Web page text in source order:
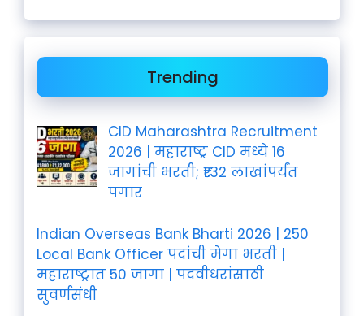
Trending
CID Maharashtra Recruitment
2026 | महाराष्ट्र CID मध्ये 16
जागांची भरती; ₹1.32 लाखांपर्यंत
पगार
Indian Overseas Bank Bharti 2026 | 250
Local Bank Officer पदांची मेगा भरती |
महाराष्ट्रात 50 जागा | पदवीधरांसाठी
सुवर्णसंधी